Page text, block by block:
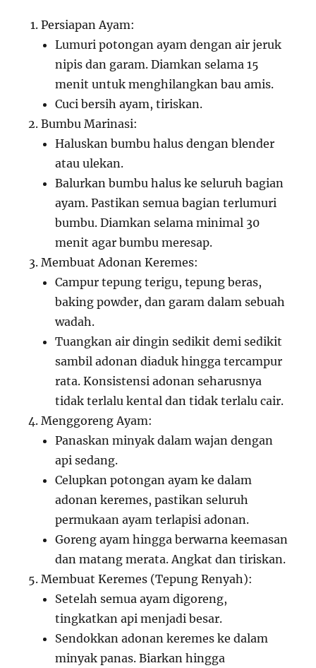
Persiapan Ayam:
Lumuri potongan ayam dengan air jeruk
nipis dan garam. Diamkan selama 15
menit untuk menghilangkan bau amis.
Cuci bersih ayam, tiriskan.
Bumbu Marinasi:
Haluskan bumbu halus dengan blender
atau ulekan.
Balurkan bumbu halus ke seluruh bagian
ayam. Pastikan semua bagian terlumuri
bumbu. Diamkan selama minimal 30
menit agar bumbu meresap.
Membuat Adonan Keremes:
Campur tepung terigu, tepung beras,
baking powder, dan garam dalam sebuah
wadah.
Tuangkan air dingin sedikit demi sedikit
sambil adonan diaduk hingga tercampur
rata. Konsistensi adonan seharusnya
tidak terlalu kental dan tidak terlalu cair.
Menggoreng Ayam:
Panaskan minyak dalam wajan dengan
api sedang.
Celupkan potongan ayam ke dalam
adonan keremes, pastikan seluruh
permukaan ayam terlapisi adonan.
Goreng ayam hingga berwarna keemasan
dan matang merata. Angkat dan tiriskan.
Membuat Keremes (Tepung Renyah):
Setelah semua ayam digoreng,
tingkatkan api menjadi besar.
Sendokkan adonan keremes ke dalam
minyak panas. Biarkan hingga